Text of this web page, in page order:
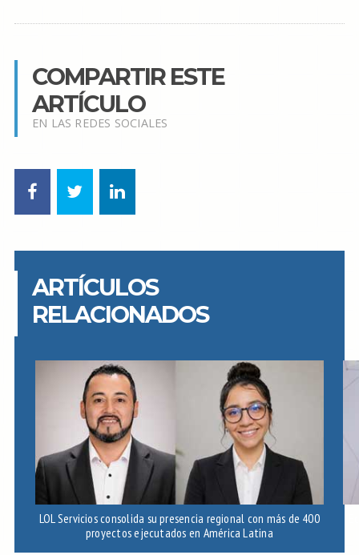
COMPARTIR ESTE
ARTÍCULO
EN LAS REDES SOCIALES
ARTÍCULOS
RELACIONADOS
LOL Servicios consolida su presencia regional con más de 400
proyectos ejecutados en América Latina